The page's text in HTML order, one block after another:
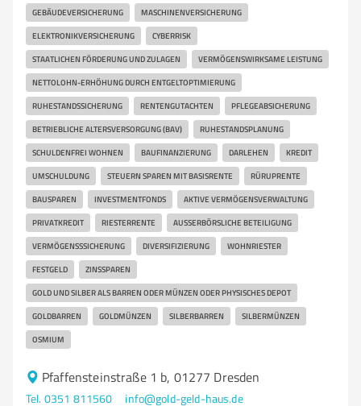
GEBÄUDEVERSICHERUNG MASCHINENVERSICHERUNG
ELEKTRONIKVERSICHERUNG CYBERRISK
STAATLICHEN FÖRDERUNG UND ZULAGEN VERMÖGENSWIRKSAME LEISTUNG
NETTOLOHN-ERHÖHUNG DURCH ENTGELTOPTIMIERUNG
RUHESTANDSSICHERUNG RENTENGUTACHTEN PFLEGEABSICHERUNG
BETRIEBLICHE ALTERSVERSORGUNG (BAV) RUHESTANDSPLANUNG
SCHULDENFREI WOHNEN BAUFINANZIERUNG DARLEHEN KREDIT
UMSCHULDUNG STEUERN SPAREN MIT BASISRENTE RÜRUPRENTE
BAUSPAREN INVESTMENTFONDS AKTIVE VERMÖGENSVERWALTUNG
PRIVATKREDIT RIESTERRENTE AUSSERBÖRSLICHE BETEILIGUNG
VERMÖGENSSSICHERUNG DIVERSIFIZIERUNG WOHNRIESTER
FESTGELD ZINSSPAREN
GOLD UND SILBER ALS BARREN ODER MÜNZEN ODER PHYSISCHES DEPOT
GOLDBARREN GOLDMÜNZEN SILBERBARREN SILBERMÜNZEN
OSMIUM
Pfaffensteinstraße 1 b, 01277 Dresden
Tel. 0351 811560
info@gold-geld-haus.de